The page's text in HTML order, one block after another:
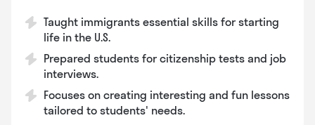
Taught immigrants essential skills for starting
life in the U.S.
Prepared students for citizenship tests and job
interviews.
Focuses on creating interesting and fun lessons
tailored to students' needs.